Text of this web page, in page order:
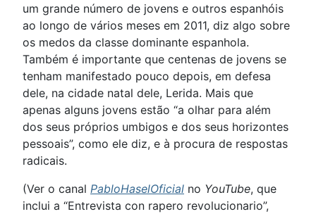
um grande número de jovens e outros espanhóis
ao longo de vários meses em 2011, diz algo sobre
os medos da classe dominante espanhola.
Também é importante que centenas de jovens se
tenham manifestado pouco depois, em defesa
dele, na cidade natal dele, Lerida. Mais que
apenas alguns jovens estão “a olhar para além
dos seus próprios umbigos e dos seus horizontes
pessoais”, como ele diz, e à procura de respostas
radicais.
(Ver o canal PabloHaselOficial no YouTube, que
inclui a “Entrevista con rapero revolucionario”,